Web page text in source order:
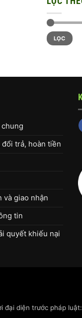
Giá
tối
thiểu
Giá
tối
đa
LỌC
trả, hoàn tiền
và giao nhận
tin
quyết khiếu nại
đại diện trước pháp